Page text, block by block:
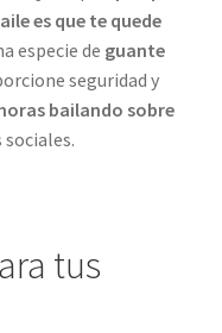
es que te quede
especie de guante
seguridad y
bailando sobre
sociales.
tus